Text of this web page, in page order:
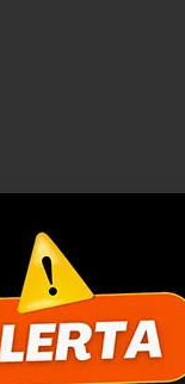
DEVOLUÇÕES E